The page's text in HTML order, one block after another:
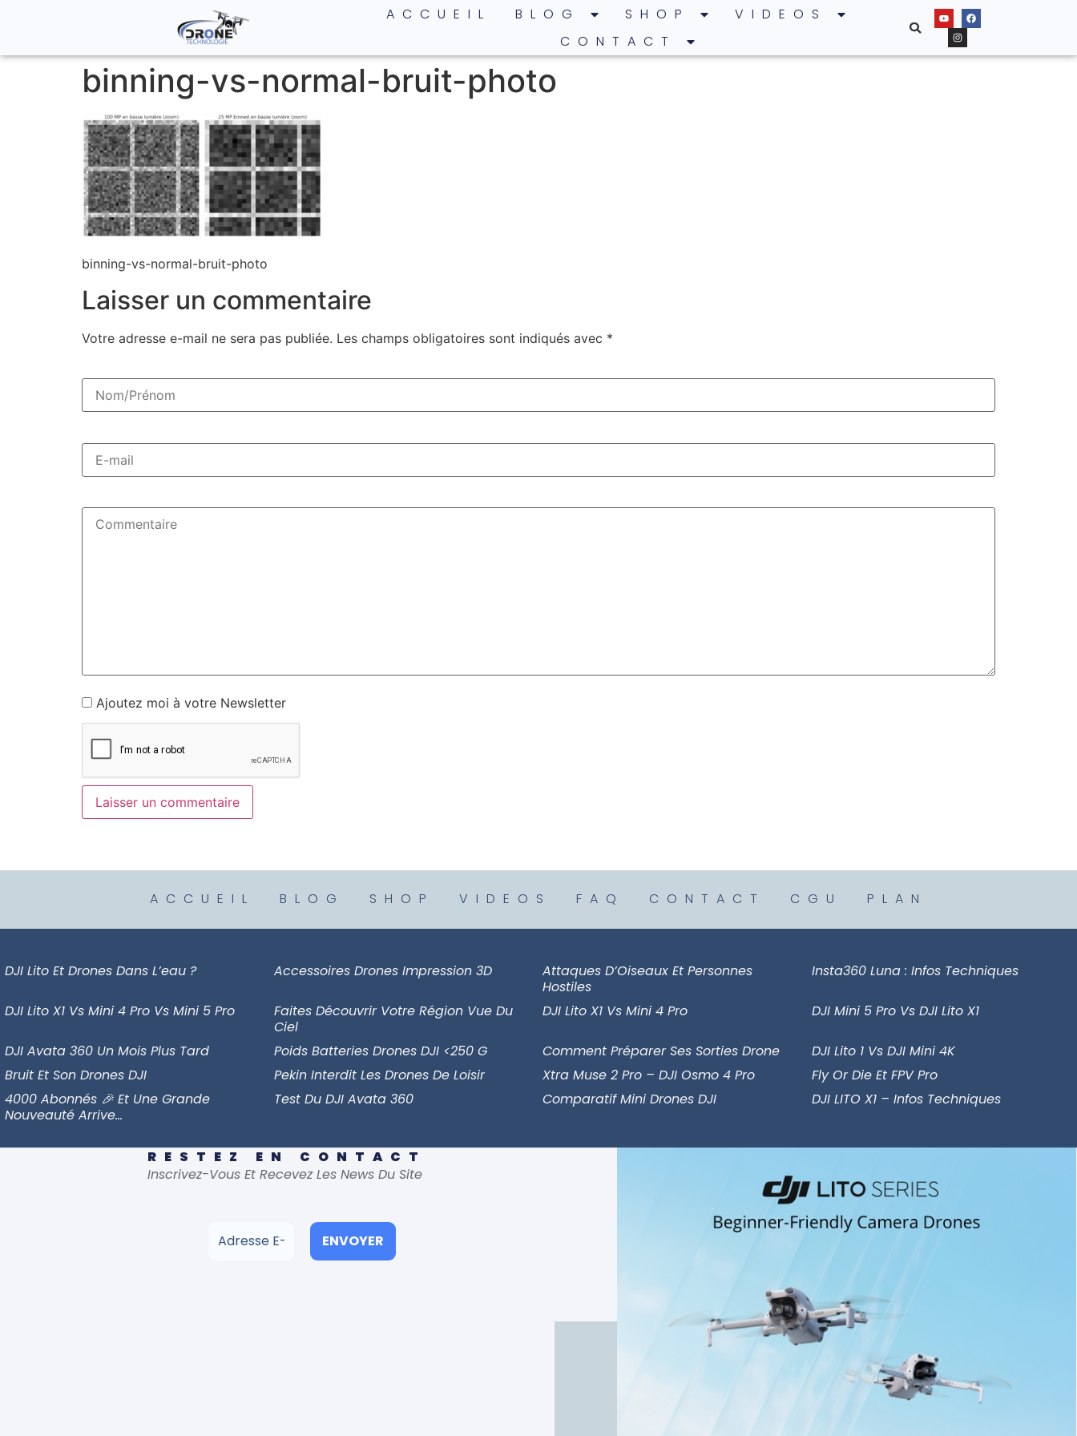
ACCUEIL BLOG SHOP
VIDEOS
CONTACT
binning-vs-normal-bruit-photo
binning-vs-normal-bruit-photo
Laisser un commentaire
Votre adresse e-mail ne sera pas publiée. Les champs obligatoires sont indiqués avec *
Ajoutez moi à votre Newsletter
ACCUEIL BLOG SHOP VIDEOS FAQ CONTACT CGU PLAN
DJI Lito Et Drones Dans L’eau ? Accessoires Drones Impression 3D
Attaques D’Oiseaux Et Personnes
Hostiles
Insta360 Luna : Infos Techniques
DJI Lito X1 Vs Mini 4 Pro Vs Mini 5 Pro
Faites Découvrir Votre Région Vue Du
Ciel
DJI Lito X1 Vs Mini 4 Pro DJI Mini 5 Pro Vs DJI Lito X1
DJI Avata 360 Un Mois Plus Tard Poids Batteries Drones DJI <250 G Comment Préparer Ses Sorties Drone
DJI Lito 1 Vs DJI Mini 4K
Bruit Et Son Drones DJI
Pekin Interdit Les Drones De Loisir Xtra Muse 2 Pro – DJI Osmo 4 Pro
Fly Or Die Et FPV Pro
4000 Abonnés 🎉 Et Une Grande
Nouveauté Arrive…
Test Du DJI Avata 360 Comparatif Mini Drones DJI DJI LITO X1 – Infos Techniques
RESTEZ EN CONTACT
Inscrivez-Vous Et Recevez Les News Du Site